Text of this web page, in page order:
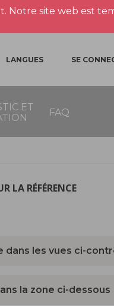
Notre site web est
LANGUES SE
ET
FAQ
LA RÉFÉRENCE
dans les vues ci-
la zone ci-dessous